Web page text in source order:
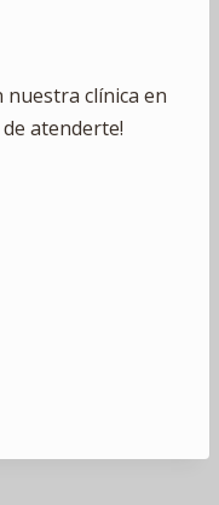
clínica en
atenderte!